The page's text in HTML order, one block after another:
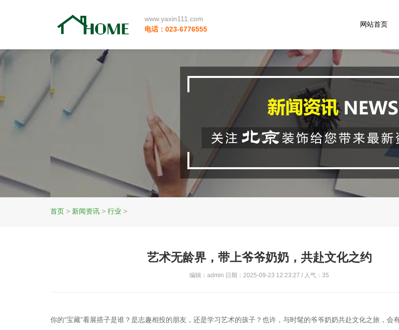
www.yaxin111.com
电话：023-6776555
网站首页
首页 > 新闻资讯 > 行业 >
艺术无龄界，带上爷爷奶奶，共赴文化之约
编辑：admin 日期：2025-09-23 12:23:27 / 人气：35
你的“宝藏”看展搭子是谁？是志趣相投的朋友，还是学习艺术的孩子？也许，与时髦的爷爷奶奶共赴文化之旅，会